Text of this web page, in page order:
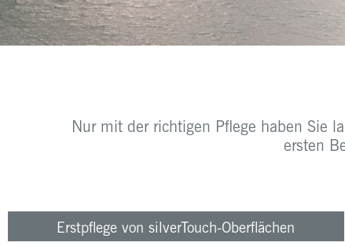
Nur mit der richtigen Pflege haben Sie
ersten
Erstpflege von silverTouch-Oberflächen